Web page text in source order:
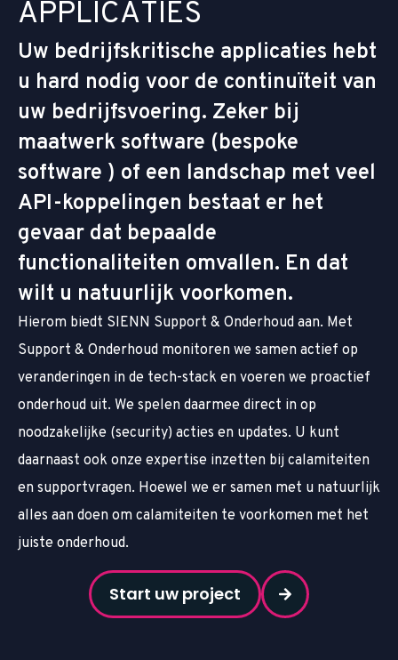
APPLICATIES
Uw bedrijfskritische applicaties hebt
u hard nodig voor de continuïteit van
uw bedrijfsvoering. Zeker bij
maatwerk software (bespoke
software ) of een landschap met veel
API-koppelingen bestaat er het
gevaar dat bepaalde
functionaliteiten omvallen. En dat
wilt u natuurlijk voorkomen.
Hierom biedt SIENN Support & Onderhoud aan. Met
Support & Onderhoud monitoren we samen actief op
veranderingen in de tech-stack en voeren we proactief
onderhoud uit. We spelen daarmee direct in op
noodzakelijke (security) acties en updates. U kunt
daarnaast ook onze expertise inzetten bij calamiteiten
en supportvragen. Hoewel we er samen met u natuurlijk
alles aan doen om calamiteiten te voorkomen met het
juiste onderhoud.
Start uw project